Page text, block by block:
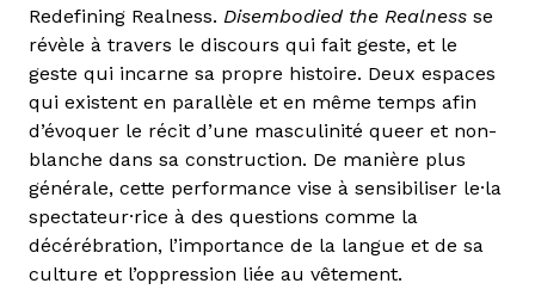
Redefining Realness. Disembodied the Realness se
révèle à travers le discours qui fait geste, et le
geste qui incarne sa propre histoire. Deux espaces
qui existent en parallèle et en même temps afin
d’évoquer le récit d’une masculinité queer et non-
blanche dans sa construction. De manière plus
générale, cette performance vise à sensibiliser le·la
spectateur·rice à des questions comme la
décérébration, l’importance de la langue et de sa
culture et l’oppression liée au vêtement.